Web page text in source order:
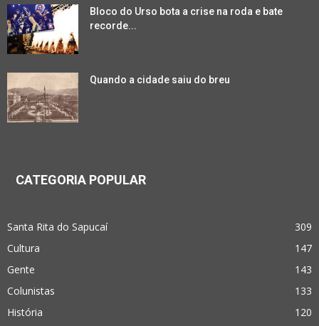
Bloco do Urso bota a crise na roda e bate
recorde...
Quando a cidade saiu do breu
CATEGORIA POPULAR
Santa Rita do Sapucaí
309
Cultura
147
Gente
143
Colunistas
133
História
120